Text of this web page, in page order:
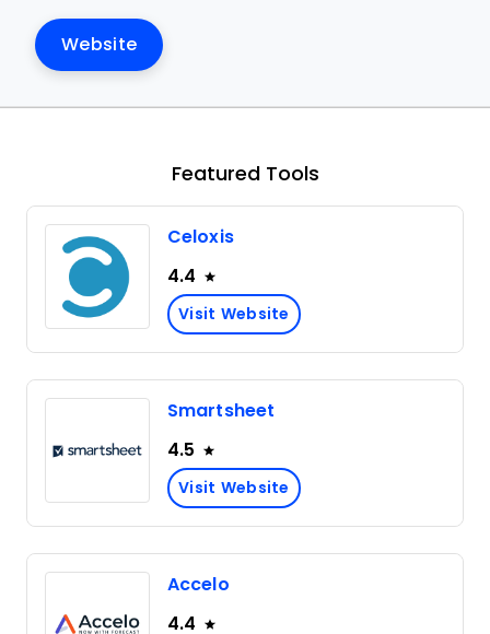
Website
Featured Tools
Celoxis
4.4
Visit Website
Smartsheet
4.5
Visit Website
Accelo
4.4